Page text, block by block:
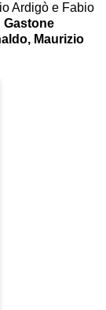
Ardigò e Fabio
Gastone
Maurizio